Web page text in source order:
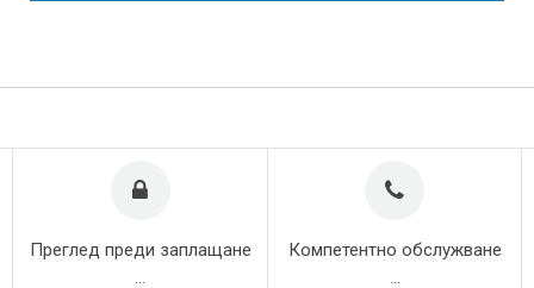
Преглед преди заплащане Компетентно обслужване